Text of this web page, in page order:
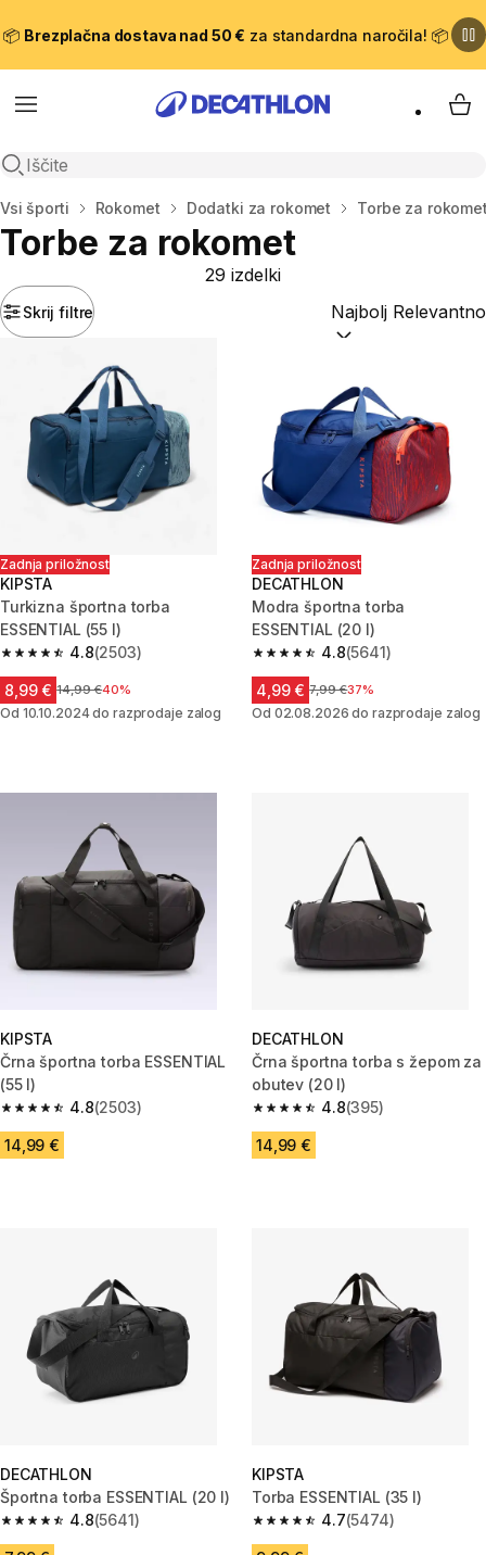
📦 Brezplačna dostava nad 50 € za standardna naročila! 📦
Meni
Odpri iskanje
Domov
Vsi športi Rokomet Dodatki za rokomet Torbe za
Torbe za rokomet
Skrij filtre
29 izdelki
Razvrsti po:
Zadnja priložnost
KIPSTA
Turkizna športna torba
ESSENTIAL (55 l)
4.8
4.8 od 5 zvezdic from 2503 ocene
(2503)
8,99 € Cena pred znižanjem
14,99 €40%
Od 10.10.2024 do razprodaje zalog
Zadnja priložnost
DECATHLON
Modra športna torba
ESSENTIAL (20 l)
4.8
4.8 od 5 zvezdic from 5641
(5641)
4,99 € Cena pred znižanjem
7,99 €37%
Od 02.08.2026 do razprodaje zalog
KIPSTA
Črna športna torba ESSENTIAL
(55 l)
4.8
4.8 od 5 zvezdic from 2503 ocene
(2503)
14,99 €
DECATHLON
Črna športna torba s žepom za
obutev (20 l)
4.8
4.8 od 5 zvezdic from 395
(395)
14,99 €
DECATHLON
Športna torba ESSENTIAL (20 l)
4.8
4.8 od 5 zvezdic from 5641 ocene
(5641)
KIPSTA
Torba ESSENTIAL (35 l)
4.7
4.7 od 5 zvezdic from 5474
(5474)